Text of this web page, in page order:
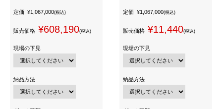
定価 ¥1,067,000(税込)
販売価格 ¥608,190(税込)
現場の下見
納品方法
定価 ¥1,067,000(税込)
販売価格 ¥11,440(税込)
現場の下見
納品方法